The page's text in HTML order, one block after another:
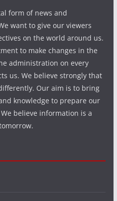
form of news and
want to give our viewers
on the world around us.
to make changes in the
administration on every
us. We believe strongly that
Our aim is to bring
knowledge to prepare our
believe information is a